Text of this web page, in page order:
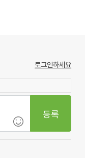
로그인하세요
등록